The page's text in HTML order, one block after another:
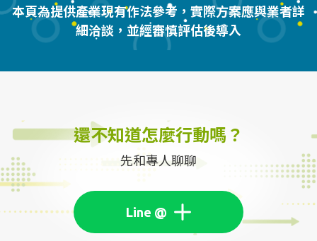
本頁為提供產業現有作法參考，實際方案應與業者詳
細洽談，並經審慎評估後導入
還不知道怎麼行動嗎？
先和專人聊聊